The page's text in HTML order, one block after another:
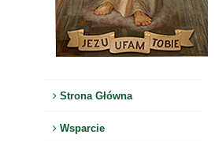
Strona Główna
Wsparcie